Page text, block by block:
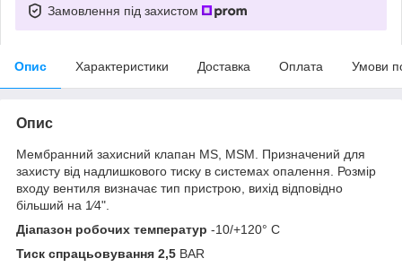
Замовлення під захистом
Опис Характеристики Доставка Оплата Умови
Опис
Мембранний захисний клапан MS, MSM. Призначений для
захисту від надлишкового тиску в системах опалення. Розмір
входу вентиля визначає тип пристрою, вихід відповідно
більший на 1⁄4".
Діапазон робочих температур -10/+120° С
Тиск спрацьовування 2,5 BAR